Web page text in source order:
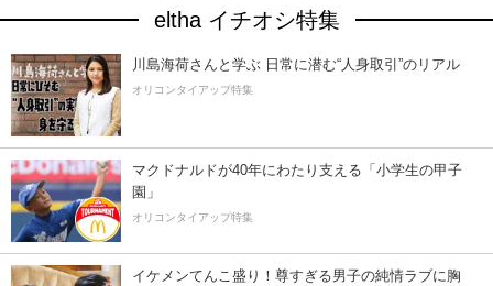
eltha イチオシ特集
川島海荷さんと学ぶ 日常に潜む“人身取引”のリアル
オリコンタイアップ特集
マクドナルドが40年にわたり支える「小学生の甲子
園」
オリコンタイアップ特集
イケメンてんこ盛り！尊すぎる男子の純情ラブに胸